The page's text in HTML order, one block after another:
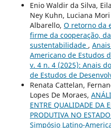
Enio Waldir da Silva,
Ney Kuhn, Luciana
Albarello, O retorno da
firme da cooperação,
sustentabilidade ,
Americano de Estudos
v. 4 n. 4 (2025): Anais
de Estudos de
Renata Cattelan,
Lopes De Moraes,
ENTRE QUALIDADE DA
PRODUTIVA NO
Simpósio Latino-